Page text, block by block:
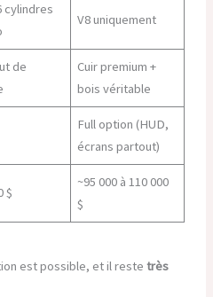
cylindres
V8 uniquement
de
Cuir premium +
bois véritable
Full option (HUD,
écrans partout)
$
~95 000 à 110 000
$
est possible, et il reste très